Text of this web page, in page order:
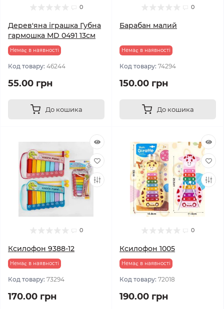
0
Дерев'яна іграшка Губна
гармошка MD 0491 13см
Немає в наявності
Код товару: 46244
55.00 грн
До кошика
0
Барабан малий
Немає в наявності
Код товару: 74294
150.00 грн
До кошика
0
Ксилофон 9388-12
Немає в наявності
Код товару: 73294
170.00 грн
0
Ксилофон 1005
Немає в наявності
Код товару: 72018
190.00 грн